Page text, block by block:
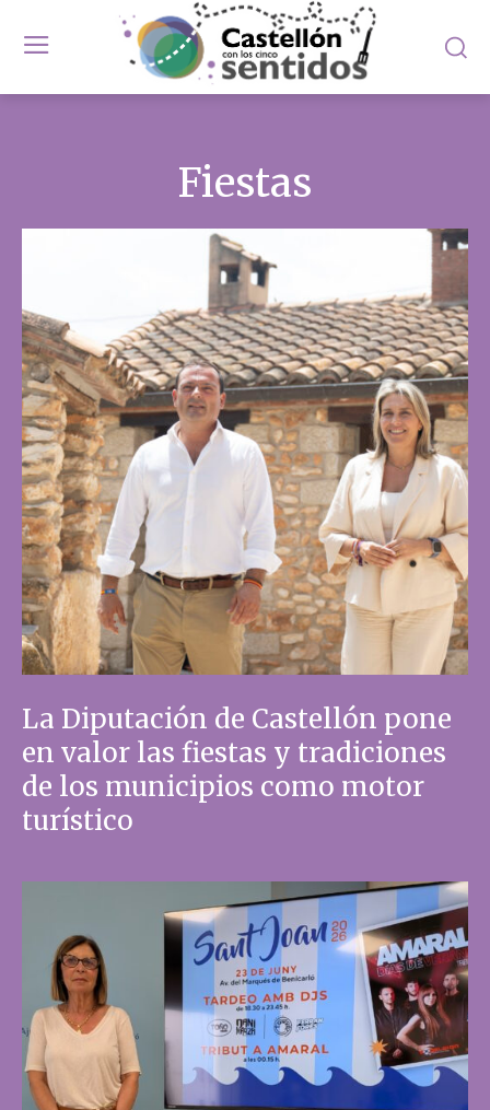
Fiestas
La Diputación de Castellón pone
en valor las fiestas y tradiciones
de los municipios como motor
turístico